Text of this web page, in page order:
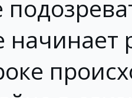
начинает